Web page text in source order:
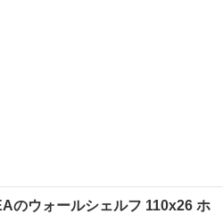
のウォールシェルフ 110x26 ホ